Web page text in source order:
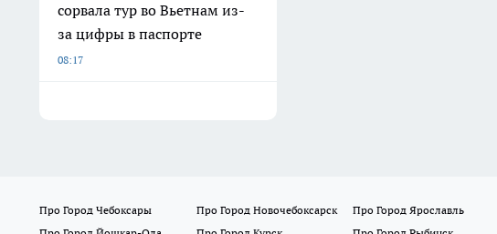
сорвала тур во Вьетнам из-
за цифры в паспорте
08:17
Про Город Чебоксары Про Город Новочебоксарск Про Город Ярославль